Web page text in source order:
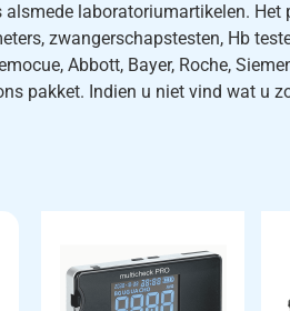
laboratoriumartikelen.
zwangerschapstesten, Hb
Abbott, Bayer, Roche,
pakket. Indien u niet vind wat